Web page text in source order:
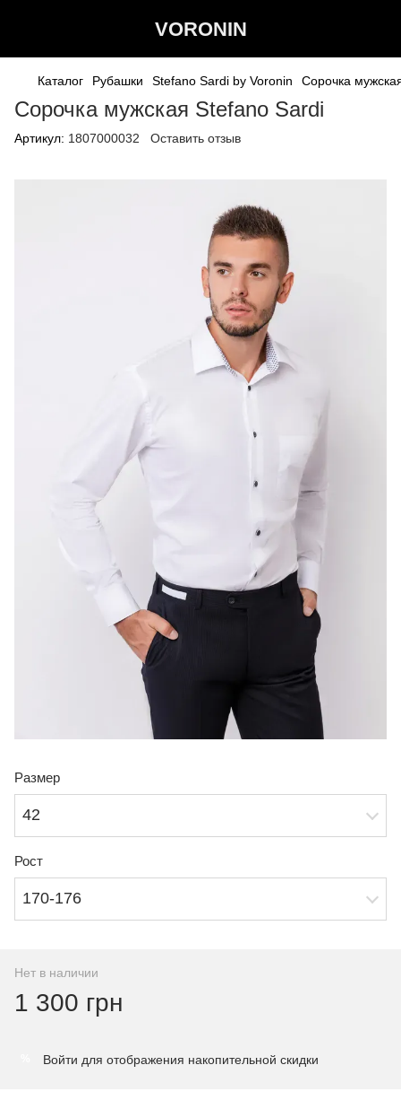
VORONIN
Каталог Рубашки Stefano Sardi by Voronin Сорочка
Сорочка мужская Stefano Sardi
Артикул: 1807000032 Оставить отзыв
Размер
42
Рост
170-176
Нет в наличии
1 300 грн
Войти для отображения накопительной скидки